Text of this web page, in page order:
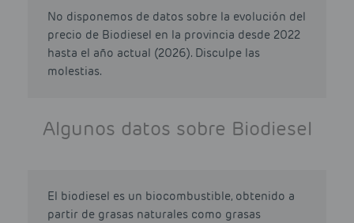
No disponemos de datos sobre la evolución del
precio de Biodiesel en la provincia desde 2022
hasta el año actual (2026). Disculpe las
molestias.
Algunos datos sobre Biodiesel
El biodiesel es un biocombustible, obtenido a
partir de grasas naturales como grasas